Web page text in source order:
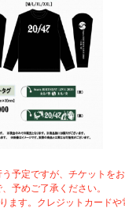
予定ですが、チケットを
予めご了承ください。
ます。クレジットカード